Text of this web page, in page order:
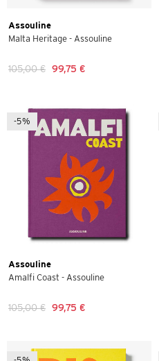
Assouline
Malta Heritage - Assouline
105,00 € 99,75 €
-5%
Assouline
Amalfi Coast - Assouline
105,00 € 99,75 €